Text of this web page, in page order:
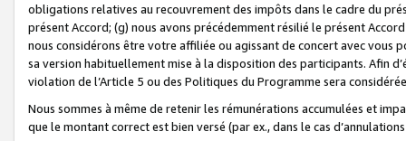
obligations relatives au recouvrement des impôts dans le cadre du
présent Accord; (g) nous avons précédemment résilié le présent
nous considérons être votre affiliée ou agissant de concert avec vous
sa version habituellement mise à la disposition des participants. Afin
violation de l’Article 5 ou des Politiques du Programme sera
Nous sommes à même de retenir les rémunérations accumulées et
que le montant correct est bien versé (par ex., dans le cas